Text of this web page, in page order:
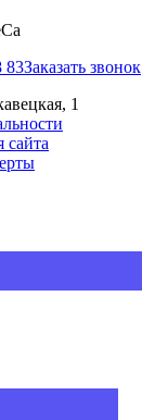
83Заказать звонок
1
сайта